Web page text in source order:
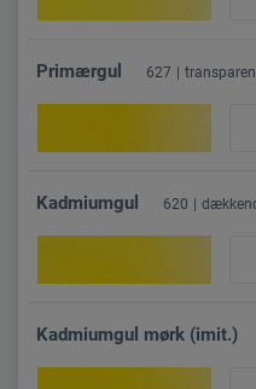
Primærgul 627
Kadmiumgul 620
Kadmiumgul mørk (imit.)